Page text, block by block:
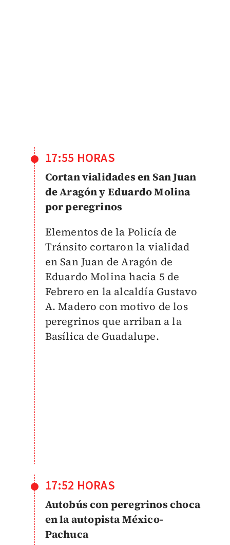
17:55 HORAS
Cortan vialidades en San Juan
de Aragón y Eduardo Molina
por peregrinos
Elementos de la Policía de
Tránsito cortaron la vialidad
en San Juan de Aragón de
Eduardo Molina hacia 5 de
Febrero en la alcaldía Gustavo
A. Madero con motivo de los
peregrinos que arriban a la
Basílica de Guadalupe.
17:52 HORAS
Autobús con peregrinos choca
en la autopista México-
Pachuca